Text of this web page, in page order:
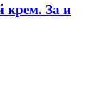
крем. За и